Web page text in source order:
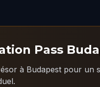
Pass
à Budapest pour un